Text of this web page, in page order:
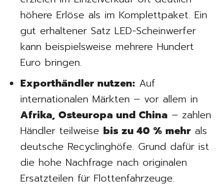
höhere Erlöse als im Komplettpaket. Ein
gut erhaltener Satz LED-Scheinwerfer
kann beispielsweise mehrere Hundert
Euro bringen.
Exporthändler nutzen: Auf
internationalen Märkten – vor allem in
Afrika, Osteuropa und China – zahlen
Händler teilweise bis zu 40 % mehr als
deutsche Recyclinghöfe. Grund dafür ist
die hohe Nachfrage nach originalen
Ersatzteilen für Flottenfahrzeuge.